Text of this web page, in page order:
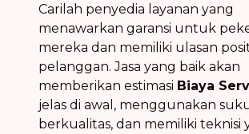
Carilah penyedia layanan yang
menawarkan garansi untuk
mereka dan memiliki ulasan
pelanggan. Jasa yang baik akan
memberikan estimasi Biaya
jelas di awal, menggunakan
berkualitas, dan memiliki teknisi